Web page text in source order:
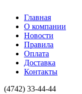
Главная
О компании
Новости
Правила
Оплата
Доставка
Контакты
(4742) 33-44-44